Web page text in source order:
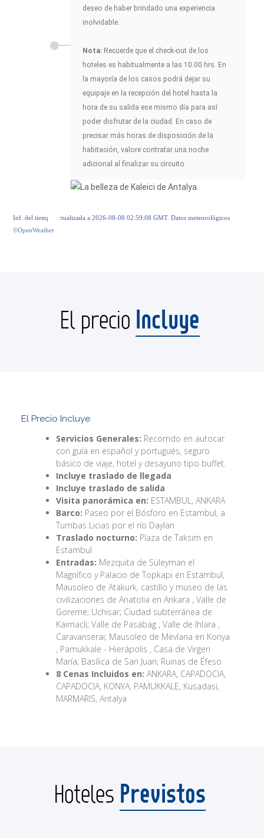
deseo de haber brindado una experiencia
inolvidable.
Nota: Recuerde que el check-out de los
hoteles es habitualmente a las 10.00 hrs. En
la mayoría de los casos podrá dejar su
equipaje en la recepción del hotel hasta la
hora de su salida ese mismo día para así
poder disfrutar de la ciudad. En caso de
precisar más horas de disposición de la
habitación, valore contratar una noche
adicional al finalizar su circuito.
Inf. del tiempo actualizada a 2026-08-08 02:59:08 GMT. Datos meteorológicos
©OpenWeather
El precio Incluye
El Precio Incluye
Servicios Generales: Recorrido en autocar
con guía en español y portugués, seguro
básico de viaje, hotel y desayuno tipo buffet.
Incluye traslado de llegada
Incluye traslado de salida
Visita panorámica en: ESTAMBUL, ANKARA
Barco: Paseo por el Bósforo en Estambul, a
Tumbas Licias por el río Daylan
Traslado nocturno: Plaza de Taksim en
Estambul
Entradas: Mezquita de Süleyman el
Magnífico y Palacio de Topkapi en Estambul,
Mausoleo de Atakurk, castillo y museo de las
civilizaciones de Anatolia en Ankara , Valle de
Goreme; Uchisar; Ciudad subterránea de
Kaimacli; Valle de Pasabag , Valle de Ihlara ,
Caravanserai; Mausoleo de Mevlana en Konya
, Pamukkale - Hierápolis , Casa de Virgen
María; Basílica de San Juan; Ruinas de Éfeso
8 Cenas Incluidos en: ANKARA, CAPADOCIA,
CAPADOCIA, KONYA, PAMUKKALE, Kusadasi,
MARMARIS, Antalya
Hoteles Previstos